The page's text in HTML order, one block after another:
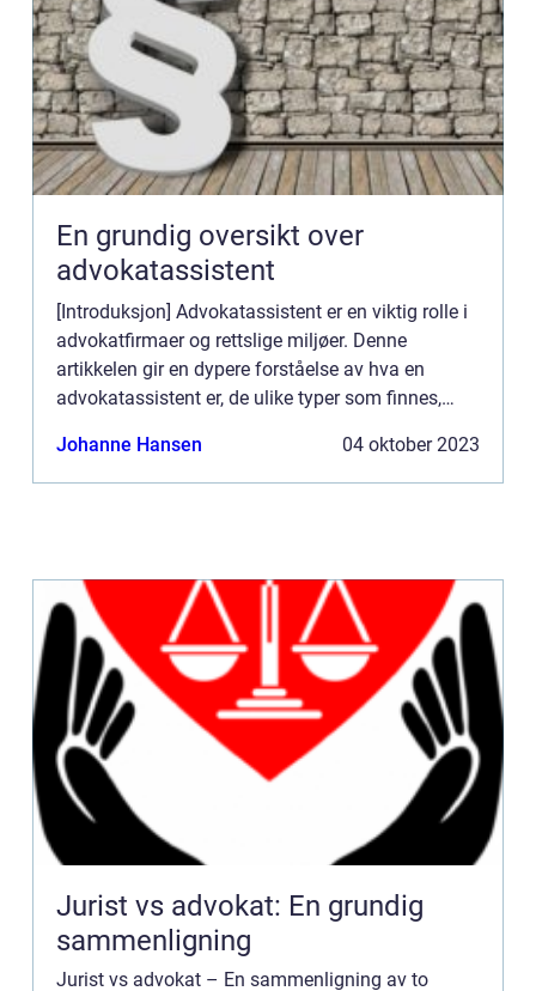
En grundig oversikt over
advokatassistent
[Introduksjon] Advokatassistent er en viktig rolle i
advokatfirmaer og rettslige miljøer. Denne
artikkelen gir en dypere forståelse av hva en
advokatassistent er, de ulike typer som finnes,
mellom ulike...
Johanne Hansen 04 oktober 2023
Jurist vs advokat: En grundig
sammenligning
Jurist vs advokat – En sammenligning av to